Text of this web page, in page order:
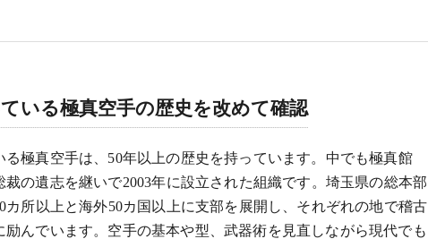
いる極真空手の歴史を改めて確認
極真空手は、50年以上の歴史を持っています。中でも極真館
の遺志を継いで2003年に設立された組織です。埼玉県の総本部
カ所以上と海外50カ国以上に支部を展開し、それぞれの地で稽古
励んでいます。空手の基本や型、武器術を見直しながら現代でも